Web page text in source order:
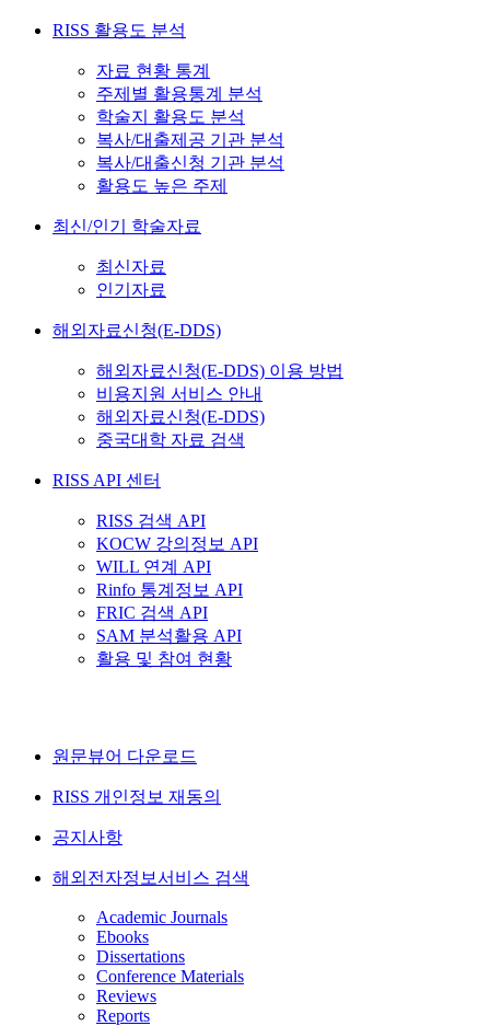
RISS 활용도 분석
자료 현황 통계
주제별 활용통계 분석
학술지 활용도 분석
복사/대출제공 기관 분석
복사/대출신청 기관 분석
활용도 높은 주제
최신/인기 학술자료
최신자료
인기자료
해외자료신청(E-DDS)
해외자료신청(E-DDS) 이용 방법
비용지원 서비스 안내
해외자료신청(E-DDS)
중국대학 자료 검색
RISS API 센터
RISS 검색 API
KOCW 강의정보 API
WILL 연계 API
Rinfo 통계정보 API
FRIC 검색 API
SAM 분석활용 API
활용 및 참여 현황
원문뷰어 다운로드
RISS 개인정보 재동의
공지사항
해외전자정보서비스 검색
Academic Journals
Ebooks
Dissertations
Conference Materials
Reviews
Reports